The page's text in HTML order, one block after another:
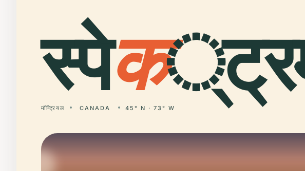
स्पेक
मॉन्ट्रियल CANADA 45° N · 73° W